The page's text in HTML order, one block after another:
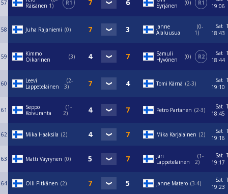
57
Räisänen 1
R1
Syrjänen
0 R1
19:06
58 Juha Rajaniemi 0
Janne
Alaluusua
0-
1
Sat
18:43
59
Kimmo
Oikarinen
3
Samuli
Hyvönen
0 R2
Sat
18:44
60
Leevi
Lappetelainen
2-
3
Tomi Kärnä 2-3
Sat
19:10
61
Seppo
Koivuranta
1-
2
Petro Partanen 2-3
Sat
18:45
62 Mika Haaksila 2 Mika Karjalainen 2
Sat
19:16
63 Matti Väyrynen 0
Jari
Lappeteläinen
1-
2
Sat
19:17
64 Olli Pitkänen 2 Janne Matero 3-4
Sat
19:23